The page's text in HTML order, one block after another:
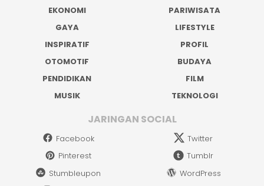
EKONOMI
PARIWISATA
GAYA
LIFESTYLE
INSPIRATIF
PROFIL
OTOMOTIF
BUDAYA
PENDIDIKAN
FILM
MUSIK
TEKNOLOGI
JARINGAN SOCIAL
Facebook
Twitter
Pinterest
Tumblr
Stumbleupon
WordPress